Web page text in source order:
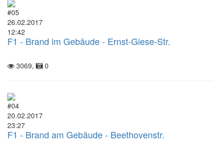
#05
26.02.2017
12:42
F1 - Brand im Gebäude - Ernst-Giese-Str.
3069, 0
#04
20.02.2017
23:27
F1 - Brand am Gebäude - Beethovenstr.